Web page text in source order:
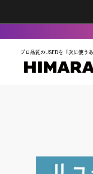
プロ品質のUSEDを「次に使うあ